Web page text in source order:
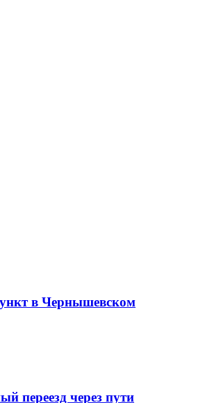
в Чернышевском
переезд через пути